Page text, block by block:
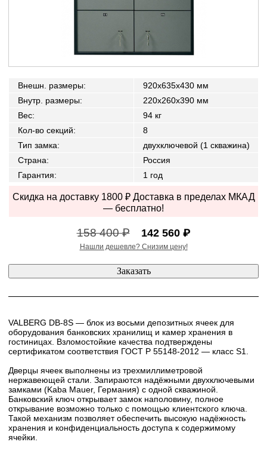
Внешн. размеры:
920x635x430 мм
Внутр. размеры:
220x260x390 мм
Вес:
94 кг
Кол-во секций:
8
Тип замка:
двухключевой (1 скважина)
Страна:
Россия
Гарантия: 1 год
Скидка на доставку 1800 ₽ Доставка в пределах МКАД
— бесплатно!
158 400 ₽ 142 560 ₽
Нашли дешевле? Снизим цену!
VALBERG DB-8S — блок из восьми депозитных ячеек для
оборудования банковских хранилищ и камер хранения в
гостиницах. Взломостойкие качества подтверждены
сертификатом соответствия ГОСТ Р 55148-2012 — класс S1.
Дверцы ячеек выполнены из трехмиллиметровой
нержавеющей стали. Запираются надёжными двухключевыми
замками (Kaba Mauer, Германия) с одной скважиной.
Банковский ключ открывает замок наполовину, полное
открывание возможно только с помощью клиентского ключа.
Такой механизм позволяет обеспечить высокую надёжность
хранения и конфиденциальность доступа к содержимому
ячейки.